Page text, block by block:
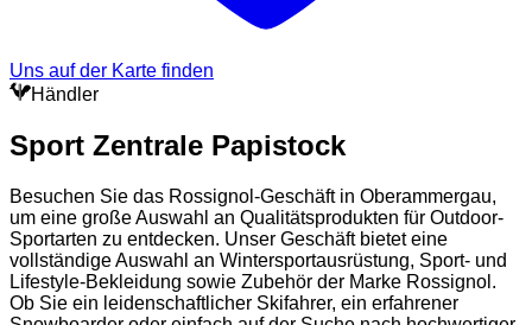
Uns auf der Karte finden
Händler
Sport Zentrale Papistock
Besuchen Sie das Rossignol-Geschäft in Oberammergau,
um eine große Auswahl an Qualitätsprodukten für Outdoor-
Sportarten zu entdecken. Unser Geschäft bietet eine
vollständige Auswahl an Wintersportausrüstung, Sport- und
Lifestyle-Bekleidung sowie Zubehör der Marke Rossignol.
Ob Sie ein leidenschaftlicher Skifahrer, ein erfahrener